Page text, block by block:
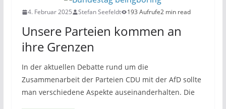
4. Februar 2025 Stefan Seefeldt 193 Aufrufe2 min read
Unsere Parteien kommen an
ihre Grenzen
In der aktuellen Debatte rund um die
Zusammenarbeit der Parteien CDU mit der AfD sollte
man verschiedene Aspekte auseinanderhalten. Die